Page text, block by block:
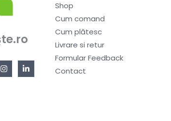
Shop
Cum comand
Cum plătesc
Livrare si retur
Formular Feedback
Contact